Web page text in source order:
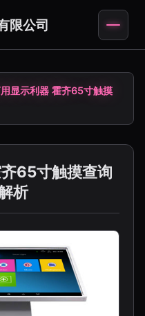
限公司
显示利器 霍齐65寸触摸
65寸触摸查询
析